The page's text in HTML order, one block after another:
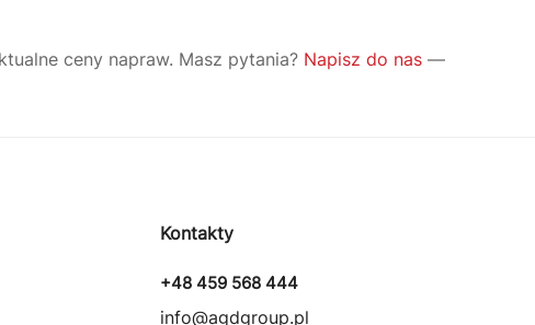
ceny napraw. Masz pytania? Napisz do nas —
Kontakty
+48 459 568 444
info@agdgroup.pl
Cześć! Jestem Justyna
🛠Szukam części
Jak kupić w sklepie?